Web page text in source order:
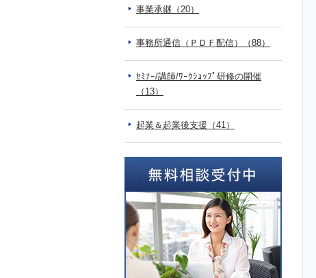
事業承継（20）
事務所通信（ＰＤＦ配信）（88）
ｾﾐﾅｰ/講師/ﾜｰｸｼｮｯﾌﾟ研修の開催
（13）
起業＆起業後支援（41）